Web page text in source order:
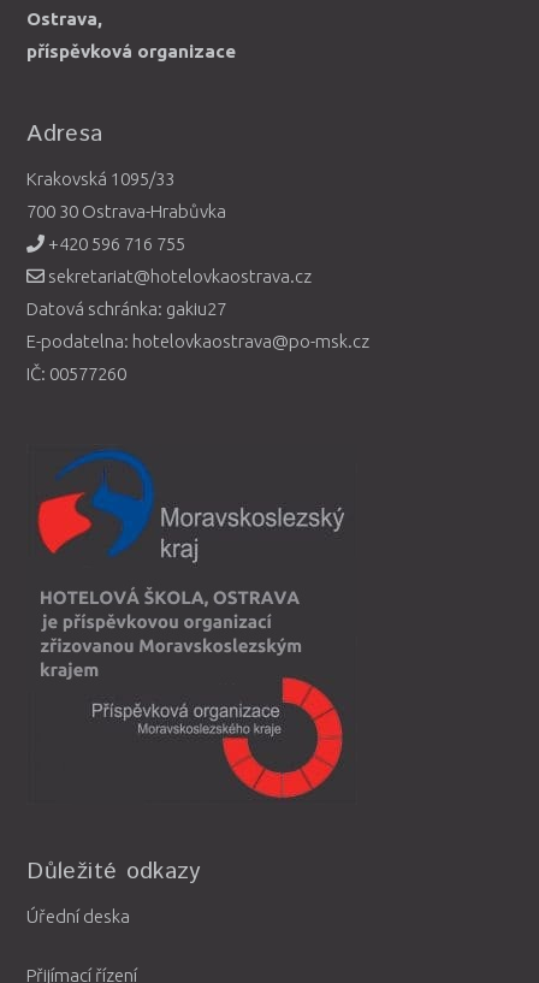
Ostrava,
příspěvková organizace
Adresa
Krakovská 1095/33
700 30 Ostrava-Hrabůvka
+420 596 716 755
sekretariat@hotelovkaostrava.cz
Datová schránka: gakiu27
E-podatelna: hotelovkaostrava@po-msk.cz
IČ: 00577260
Důležité odkazy
Úřední deska
Přijímací řízení